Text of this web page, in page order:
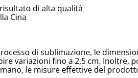
di alta qualità
Cina
di sublimazione, le
variazioni fino a 2,5 cm. Inoltre,
le misure effettive del